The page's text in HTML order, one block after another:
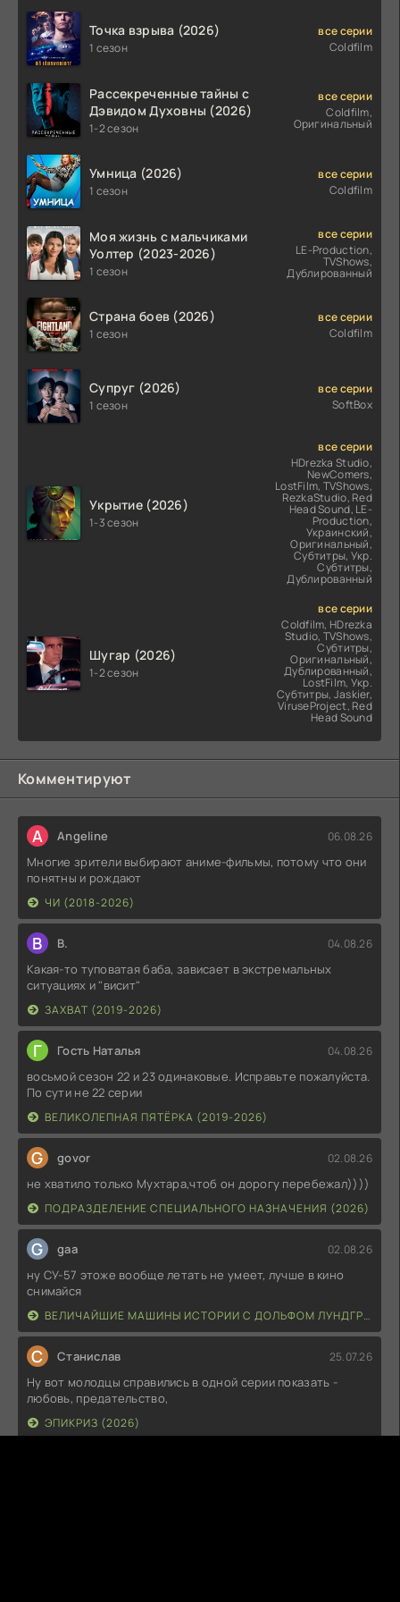
Точка взрыва (2026)
1 сезон
все серии
Coldfilm
Рассекреченные тайны с
Дэвидом Духовны (2026)
1-2 сезон
все серии
Coldfilm,
Оригинальный
Умница (2026)
1 сезон
все серии
Coldfilm
Моя жизнь с мальчиками
Уолтер (2023-2026)
1 сезон
все серии
LE-Production,
TVShows,
Дублированный
Страна боев (2026)
1 сезон
все серии
Coldfilm
Супруг (2026)
1 сезон
все серии
SoftBox
Укрытие (2026)
1-3 сезон
все серии
HDrezka Studio,
NewComers,
LostFilm, TVShows,
RezkaStudio, Red
Head Sound, LE-
Production,
Украинский,
Оригинальный,
Субтитры, Укр.
Субтитры,
Дублированный
Шугар (2026)
1-2 сезон
все серии
Coldfilm, HDrezka
Studio, TVShows,
Субтитры,
Оригинальный,
Дублированный,
LostFilm, Укр.
Субтитры, Jaskier,
ViruseProject, Red
Head Sound
Комментируют
A Angeline 06.08.26
Многие зрители выбирают аниме-фильмы, потому что они
понятны и рождают
ЧИ (2018-2026)
В В. 04.08.26
Какая-то туповатая баба, зависает в экстремальных
ситуациях и "висит"
ЗАХВАТ (2019-2026)
Г Гость Наталья 04.08.26
восьмой сезон 22 и 23 одинаковые. Исправьте пожалуйста.
По сути не 22 серии
ВЕЛИКОЛЕПНАЯ ПЯТЁРКА (2019-2026)
G govor 02.08.26
не хватило только Мухтара,чтоб он дорогу перебежал))))
ПОДРАЗДЕЛЕНИЕ СПЕЦИАЛЬНОГО НАЗНАЧЕНИЯ (2026)
G gaa 02.08.26
ну СУ-57 этоже вообще летать не умеет, лучше в кино
снимайся
ВЕЛИЧАЙШИЕ МАШИНЫ ИСТОРИИ С ДОЛЬФОМ ЛУНДГРЕНОМ (2026)
С Станислав 25.07.26
Ну вот молодцы справились в одной серии показать -
любовь, предательство,
ЭПИКРИЗ (2026)